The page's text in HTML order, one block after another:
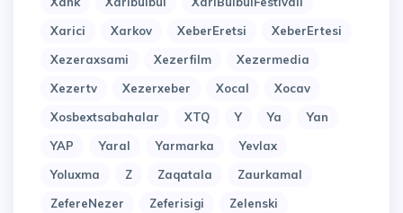
Xarici
Xarkov XeberEretsi
XeberErtesi
Xezeraxsami
Xezerfilm
Xezermedia
Xezertv
Xezerxeber Xocal
Xocav
Xosbextsabahalar
XTQ Y Ya
Yan
YAP
Yaral Yarmarka
Yevlax
Yoluxma
Z Zaqatala
Zaurkamal
ZefereNezer
Zeferisigi Zelenski